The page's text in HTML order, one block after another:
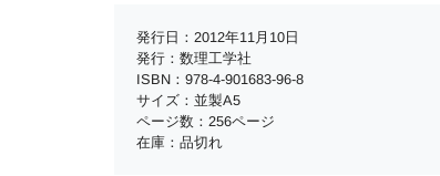
発行日：2012年11月10日
発行：数理工学社
ISBN：978-4-901683-96-8
サイズ：並製A5
ページ数：256ページ
在庫：品切れ